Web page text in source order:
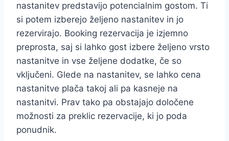
nastanitev predstavijo potencialnim gostom. Ti
si potem izberejo željeno nastanitev in jo
rezervirajo. Booking rezervacija je izjemno
preprosta, saj si lahko gost izbere željeno vrsto
nastanitve in vse željene dodatke, če so
vključeni. Glede na nastanitev, se lahko cena
nastanitve plača takoj ali pa kasneje na
nastanitvi. Prav tako pa obstajajo določene
možnosti za preklic rezervacije, ki jo poda
ponudnik.